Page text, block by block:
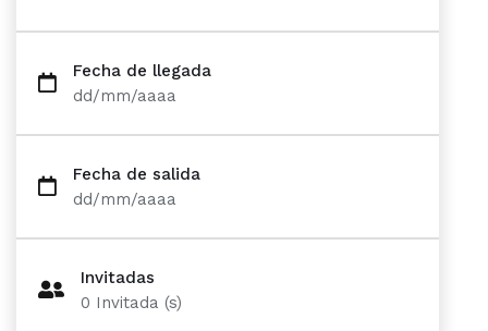
Fecha de llegada
dd/mm/aaaa
Fecha de salida
dd/mm/aaaa
Invitadas
0 Invitada (s)